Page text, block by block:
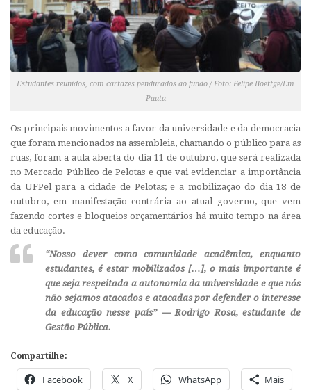
Estudantes reunidos, com cartazes pendurados ao fundo / Foto: Felipe Boettge/Em
Pauta
Os principais movimentos a favor da universidade e da democracia
que foram mencionados na assembleia, chamando o público para as
ruas, foram a aula aberta do dia 11 de outubro, que será realizada
no Mercado Público de Pelotas e que vai evidenciar a importância
da UFPel para a cidade de Pelotas; e a mobilização do dia 18 de
outubro, em manifestação contrária ao atual governo, que vem
fazendo cortes e bloqueios orçamentários há muito tempo na área
da educação.
“Nosso dever como comunidade acadêmica, enquanto
estudantes, é estar mobilizados […], o mais importante é
que seja respeitada a autonomia da universidade e que nós
não sejamos atacados e atacadas por defender o interesse
da educação nesse país” — Rodrigo Rosa, estudante de
Gestão Pública.
Compartilhe:
Facebook X WhatsApp Mais